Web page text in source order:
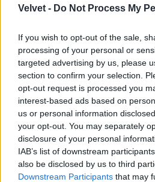
Velvet - Do Not Process My
If you wish to opt-out of the sale,
processing of your personal or
targeted advertising by us, please
section to confirm your selection.
opt-out request is processed you
interest-based ads based on
us or personal information
your opt-out. You may separately
disclosure of your personal
IAB’s list of downstream
also be disclosed by us to third
Downstream Participants that may
...belülről...
Fotó: Gyulai Bence / Velvet
Jön még